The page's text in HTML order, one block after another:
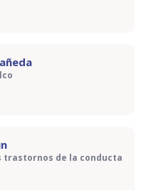
trastornos de la conducta